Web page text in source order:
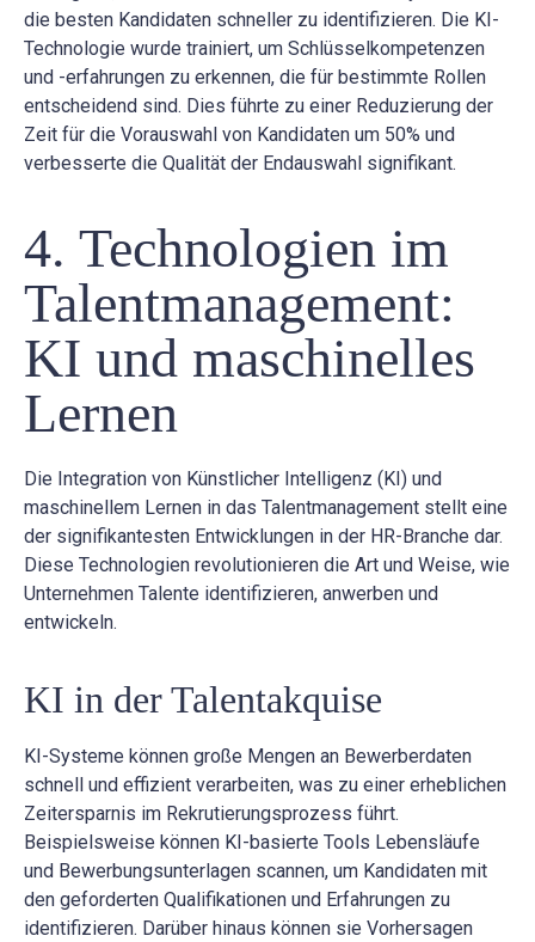
die besten Kandidaten schneller zu identifizieren. Die KI-
Technologie wurde trainiert, um Schlüsselkompetenzen
und -erfahrungen zu erkennen, die für bestimmte Rollen
entscheidend sind. Dies führte zu einer Reduzierung der
Zeit für die Vorauswahl von Kandidaten um 50% und
verbesserte die Qualität der Endauswahl signifikant.
4. Technologien im
Talentmanagement:
KI und maschinelles
Lernen
Die Integration von Künstlicher Intelligenz (KI) und
maschinellem Lernen in das Talentmanagement stellt eine
der signifikantesten Entwicklungen in der HR-Branche dar.
Diese Technologien revolutionieren die Art und Weise, wie
Unternehmen Talente identifizieren, anwerben und
entwickeln.
KI in der Talentakquise
KI-Systeme können große Mengen an Bewerberdaten
schnell und effizient verarbeiten, was zu einer erheblichen
Zeitersparnis im Rekrutierungsprozess führt.
Beispielsweise können KI-basierte Tools Lebensläufe
und Bewerbungsunterlagen scannen, um Kandidaten mit
den geforderten Qualifikationen und Erfahrungen zu
identifizieren. Darüber hinaus können sie Vorhersagen